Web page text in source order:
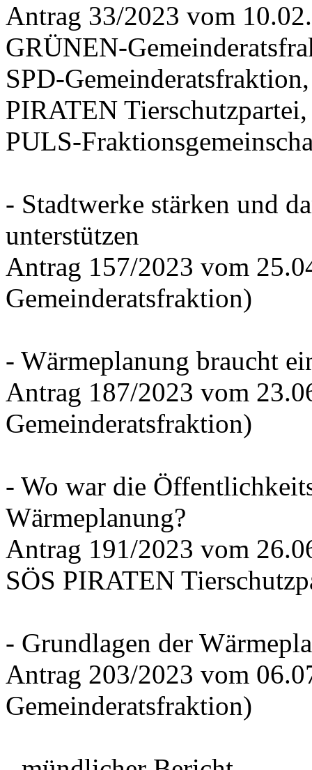
Antrag 33/2023 vom
GRÜNEN-
SPD-
PIRATEN Tierschutzpartei,
PULS-
- Stadtwerke stärken und
unterstützen
Antrag 157/2023 vom
Gemeinderatsfraktion)
- Wärmeplanung braucht
Antrag 187/2023 vom
Gemeinderatsfraktion)
- Wo war die
Wärmeplanung?
Antrag 191/2023 vom
SÖS PIRATEN
- Grundlagen der
Antrag 203/2023 vom
Gemeinderatsfraktion)